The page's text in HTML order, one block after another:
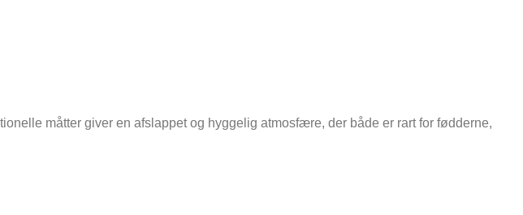
måtter giver en afslappet og hyggelig atmosfære, der både er rart for fødderne,